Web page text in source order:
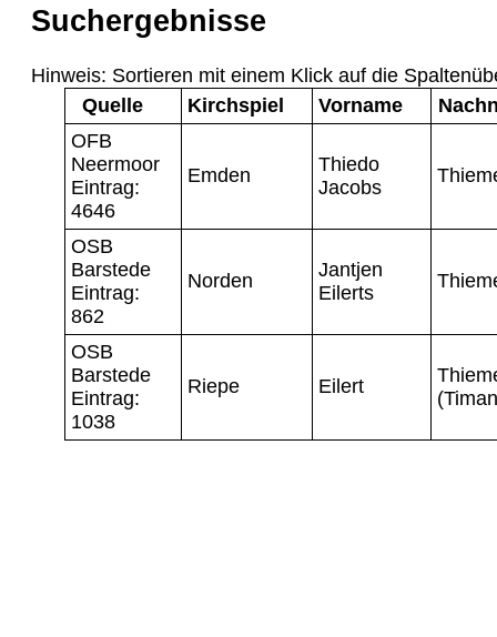
Suchergebnisse
Hinweis: Sortieren mit einem Klick auf die
Quelle
Kirchspiel Vorname
OFB
Neermoor
Eintrag:
4646
Emden
Thiedo
Jacobs
OSB
Barstede
Eintrag:
862
Norden
Jantjen
Eilerts
OSB
Barstede
Eintrag:
1038
Riepe Eilert